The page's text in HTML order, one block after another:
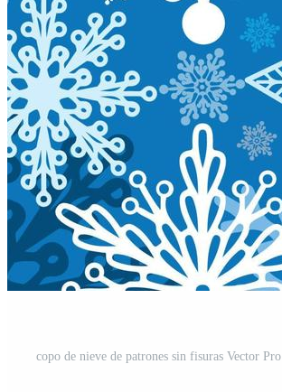
copo de nieve de patrones sin fisuras Vector Pro